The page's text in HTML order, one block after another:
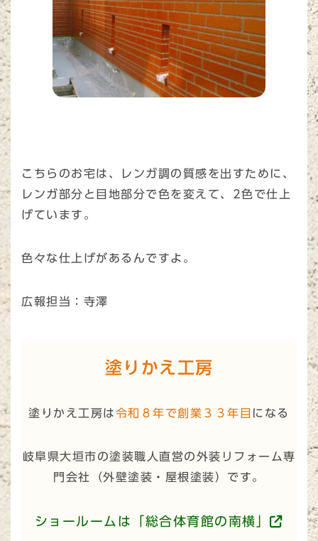
こちらのお宅は、レンガ調の質感を出すために、
レンガ部分と目地部分で色を変えて、2色で仕上
げています。
色々な仕上げがあるんですよ。
広報担当：寺澤
塗りかえ工房
塗りかえ工房は令和８年で創業３３年目 になる
岐阜県大垣市の塗装職人直営の外装リフォーム専
門会社（外壁塗装・屋根塗装）です。
ショールームは「総合体育館の南横」